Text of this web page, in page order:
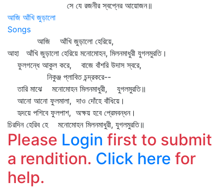
সে যে রজনীর স্বপ্নের আয়োজন॥
আজি আঁখি জুড়ালো
Songs
আজি আঁখি জুড়ালো হেরিয়ে,
আহা আঁখি জুড়ালো হেরিয়ে মনোমোহন, মিলনমাধুরী যুগলমুরতি।
ফুলগন্ধে আকুল করে, বাজে বাঁশরি উদাস স্বরে,
নিকুঞ্জ প্লাবিত চন্দ্রকরে--
তারি মাঝে মনোমোহন মিলনমাধুরী, যুগলমুরতি॥
আনো আনো ফুলমালা, দাও দোঁহে বাঁধিয়ে।
হৃদয়ে পশিবে ফুলপাশ, অক্ষয় হবে প্রেমবন্ধন।
চিরদিন হেরিব হে মনোমোহন মিলনমাধুরী, যুগলমুরতি॥
Please Login first to submit
a rendition. Click here for
help.